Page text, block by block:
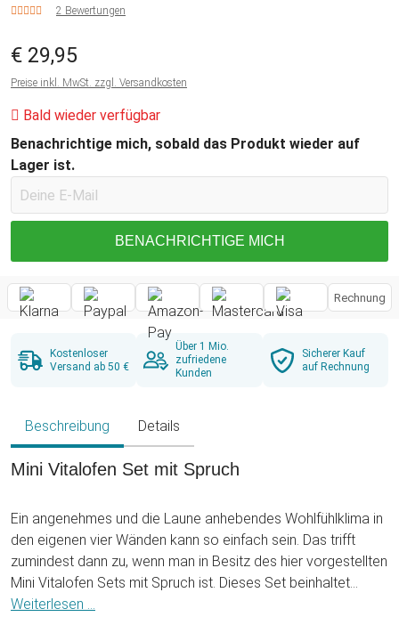
2 Bewertungen
€ 29,95
Preise inkl. MwSt. zzgl. Versandkosten
Bald wieder verfügbar
Benachrichtige mich, sobald das Produkt wieder auf
Lager ist.
BENACHRICHTIGE MICH
Rechnung
Kostenloser
Versand ab 50 €
Über 1 Mio.
zufriedene
Kunden
Sicherer Kauf
auf Rechnung
Beschreibung Details
Mini Vitalofen Set mit Spruch
Ein angenehmes und die Laune anhebendes Wohlfühlklima in
den eigenen vier Wänden kann so einfach sein. Das trifft
zumindest dann zu, wenn man in Besitz des hier vorgestellten
Mini Vitalofen Sets mit Spruch ist. Dieses Set beinhaltet
neben dem Vitalofen alles, was nötig ist, um für ein perfektes
Weiterlesen ...